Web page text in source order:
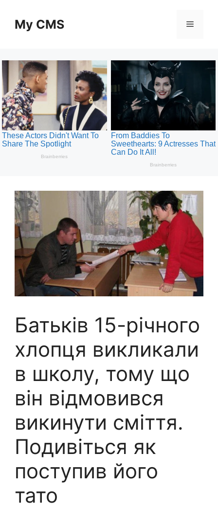
contentMy CMS Menu
Батьків 15-річного
хлопця викликали
в школу, тому що
він відмовився
викинути сміття.
Подивіться як
поступив його
тато